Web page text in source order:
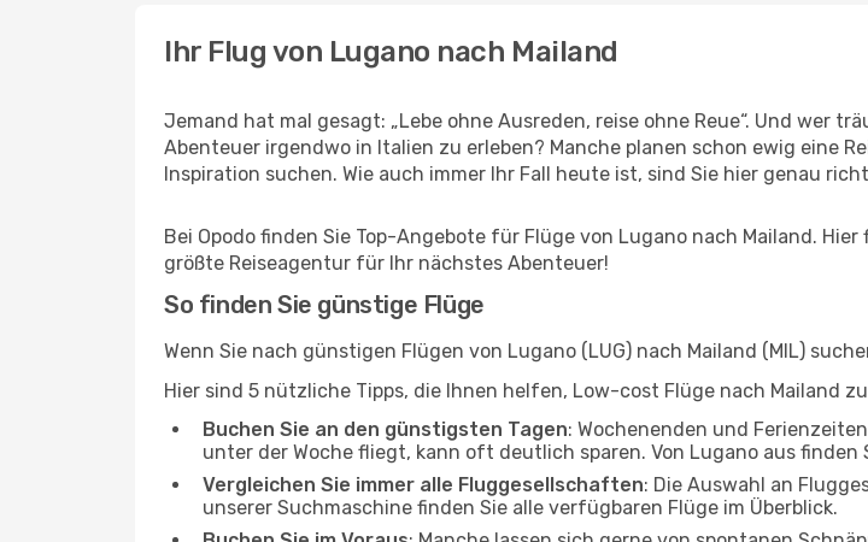
Ihr Flug von Lugano nach Mailand
Jemand hat mal gesagt: „Lebe ohne Ausreden, reise ohne Reue“. Und wer
Abenteuer irgendwo in Italien zu erleben? Manche planen schon ewig eine
Inspiration suchen. Wie auch immer Ihr Fall heute ist, sind Sie hier genau
Bei Opodo finden Sie Top-Angebote für Flüge von Lugano nach Mailand.
größte Reiseagentur für Ihr nächstes Abenteuer!
So finden Sie günstige Flüge
Wenn Sie nach günstigen Flügen von Lugano (LUG) nach Mailand (MIL)
Hier sind 5 nützliche Tipps, die Ihnen helfen, Low-cost Flüge nach Mailand
Buchen Sie an den günstigsten Tagen: Wochenenden und
unter der Woche fliegt, kann oft deutlich sparen. Von Lugano aus
Vergleichen Sie immer alle Fluggesellschaften: Die Auswahl an
unserer Suchmaschine finden Sie alle verfügbaren Flüge im Überblick.